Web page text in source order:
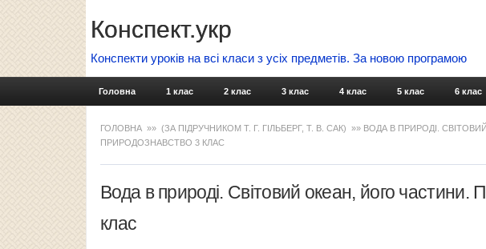
Конспект.укр
Конспекти уроків на всі класи з усіх предметів. За новою програмою
Головна 1 клас 2 клас 3 клас 4 клас 5 клас 6 клас
ГОЛОВНА »» (ЗА ПІДРУЧНИКОМ Т. Г. ГІЛЬБЕРГ, Т. В. САК) »» ВОДА В ПРИРОДІ.
ПРИРОДОЗНАВСТВО 3 КЛАС
Вода в природі. Світовий океан, його частини.
клас